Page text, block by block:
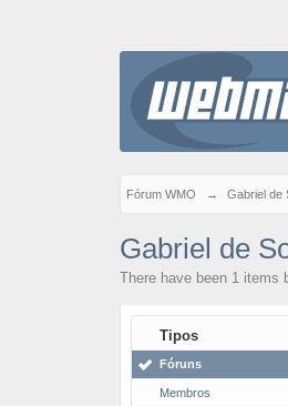
Fórum WMO → Gabriel de
Gabriel de
There have been 1 items
Tipos
Fóruns
Membros